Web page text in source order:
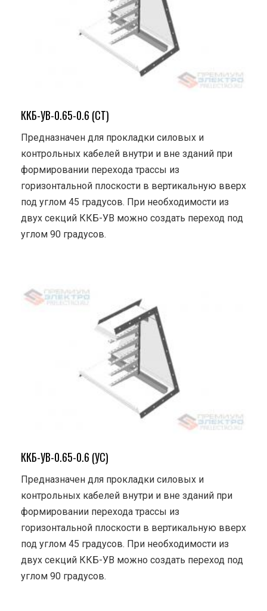
ККБ-УВ-0.65-0.6 (СТ)
Предназначен для прокладки силовых и
контрольных кабелей внутри и вне зданий при
формировании перехода трассы из
горизонтальной плоскости в вертикальную вверх
под углом 45 градусов. При необходимости из
двух секций ККБ-УВ можно создать переход под
углом 90 градусов.
ККБ-УВ-0.65-0.6 (УС)
Предназначен для прокладки силовых и
контрольных кабелей внутри и вне зданий при
формировании перехода трассы из
горизонтальной плоскости в вертикальную вверх
под углом 45 градусов. При необходимости из
двух секций ККБ-УВ можно создать переход под
углом 90 градусов.